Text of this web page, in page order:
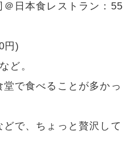
＠日本食レストラン：55
円)
ど。
で食べることが多かっ
で、ちょっと贅沢して